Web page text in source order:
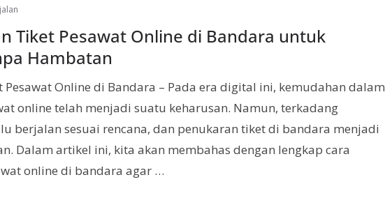
Tiket Pesawat Online di Bandara untuk
Hambatan
Pesawat Online di Bandara – Pada era digital ini, kemudahan dalam
online telah menjadi suatu keharusan. Namun, terkadang
berjalan sesuai rencana, dan penukaran tiket di bandara menjadi
Dalam artikel ini, kita akan membahas dengan lengkap cara
online di bandara agar …